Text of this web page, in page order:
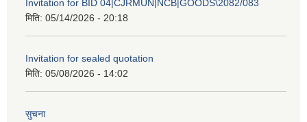
Invitation for BID 04|CJRMUN|NCB|GOODS\2082/083
मिति: 05/14/2026 - 20:18
Invitation for sealed quotation
मिति: 05/08/2026 - 14:02
सुचना